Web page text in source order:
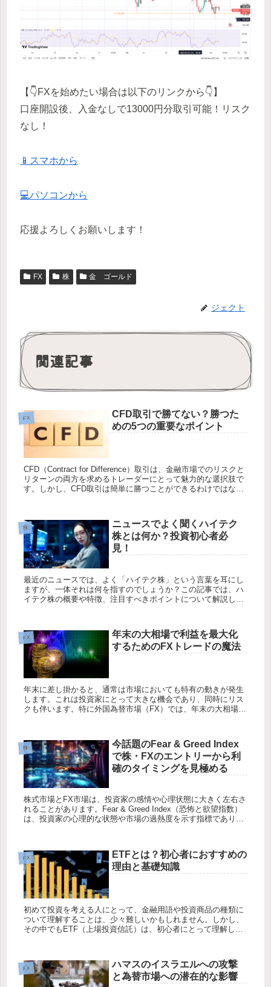
【👇FXを始めたい場合は以下のリンクから👇】
口座開設後、入金なしで13000円分取引可能！リスク
なし！
📱スマホから
💻パソコンから
応援よろしくお願いします！
FX 株 金 ゴールド
ジェクト
関連記事
FX
CFD取引で勝てない？勝つた
めの5つの重要なポイント
CFD（Contract for Difference）取引は、金融市場でのリスクと
リターンの両方を求めるトレーダーにとって魅力的な選択肢で
す。しかし、CFD取引は簡単に勝つことができるわけではな
株
ニュースでよく聞くハイテク
株とは何か？投資初心者必
見！
最近のニュースでは、よく「ハイテク株」という言葉を耳にし
ますが、一体それは何を指すのでしょうか？この記事では、ハ
イテク株の概要や特徴、注目すべきポイントについて解説しま
FX
年末の大相場で利益を最大化
するためのFXトレードの魔法
年末に差し掛かると、通常は市場においても特有の動きが発生
します。これは投資家にとって大きな機会であり、同時にリス
クも伴います。特に外国為替市場（FX）では、年末の大相場が
株
今話題のFear & Greed Index
で株・FXのエントリーから利
確のタイミングを見極める
株式市場とFX市場は、投資家の感情や心理状態に大きく左右さ
れることがあります。Fear & Greed Index（恐怖と欲望指数）
は、投資家の心理的な状態や市場の過熱度を示す指標であり、
FX
ETFとは？初心者におすすめの
理由と基礎知識
初めて投資を考える人にとって、金融用語や投資商品の種類に
ついて理解することは、少々難しいかもしれません。しかし、
その中でもETF（上場投資信託）は、初心者にとって理解しや
FX
ハマスのイスラエルへの攻撃
と為替市場への潜在的な影響